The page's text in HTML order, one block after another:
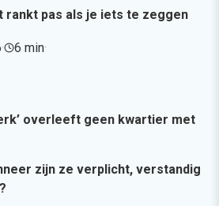
rankt pas als je iets te zeggen
· 6 min·
overleeft geen kwartier met
zijn ze verplicht, verstandig